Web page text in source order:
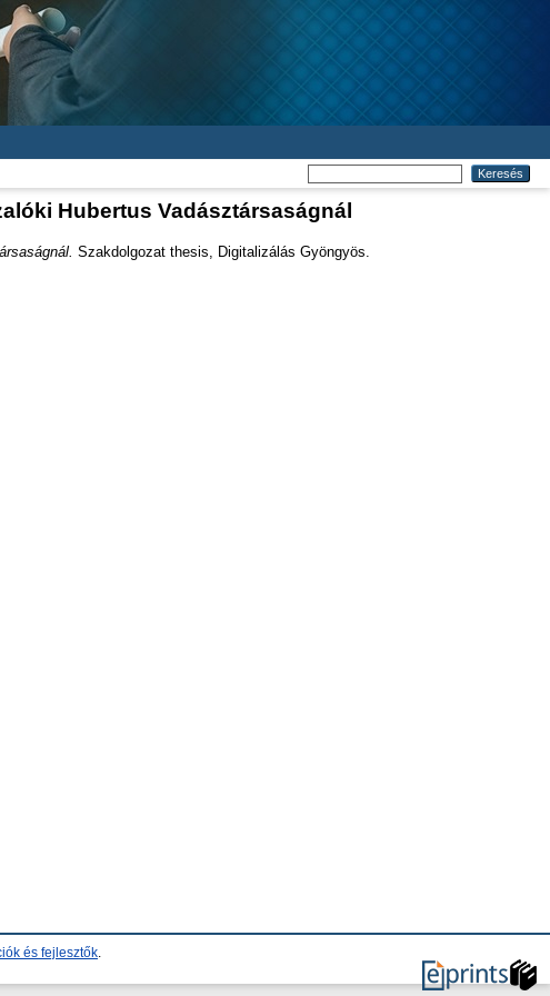
Hubertus Vadásztársaságnál
Szakdolgozat thesis, Digitalizálás Gyöngyös.
és fejlesztők